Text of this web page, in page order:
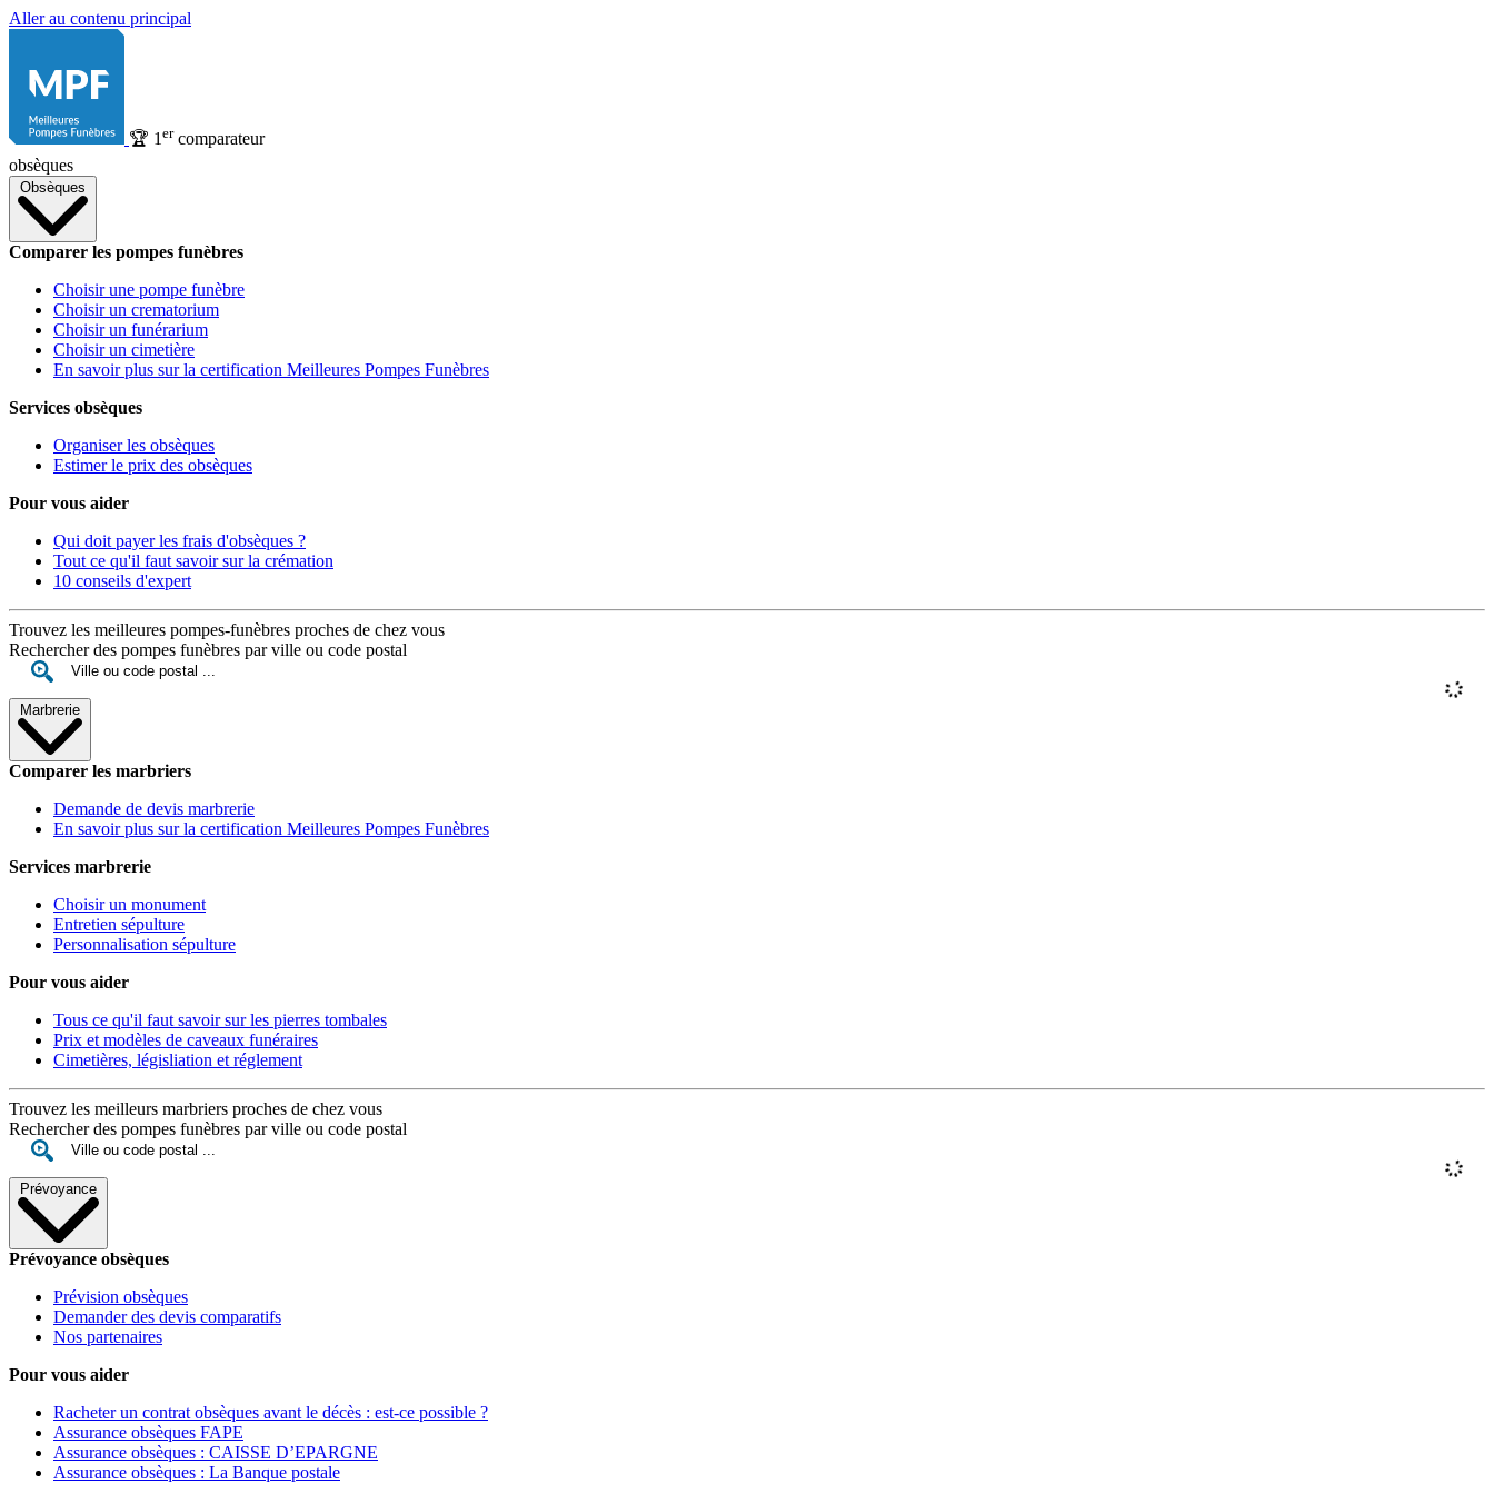
Aller au contenu principal
🏆 1 ercomparateur
obsèques
Obsèques
Comparer les pompes funèbres
Choisir une pompe funèbre
Choisir un crematorium
Choisir un funérarium
Choisir un cimetière
En savoir plus sur la certification Meilleures Pompes Funèbres
Services obsèques
Organiser les obsèques
Estimer le prix des obsèques
Pour vous aider
Qui doit payer les frais d'obsèques ?
Tout ce qu'il faut savoir sur la crémation
10 conseils d'expert
Trouvez les meilleures pompes-funèbres proches de chez vous
Rechercher des pompes funèbres par ville ou code postal
Marbrerie
Comparer les marbriers
Demande de devis marbrerie
En savoir plus sur la certification Meilleures Pompes Funèbres
Services marbrerie
Choisir un monument
Entretien sépulture
Personnalisation sépulture
Pour vous aider
Tous ce qu'il faut savoir sur les pierres tombales
Prix et modèles de caveaux funéraires
Cimetières, législiation et réglement
Trouvez les meilleurs marbriers proches de chez vous
Rechercher des pompes funèbres par ville ou code postal
Prévoyance
Prévoyance obsèques
Prévision obsèques
Demander des devis comparatifs
Nos partenaires
Pour vous aider
Racheter un contrat obsèques avant le décès : est-ce possible ?
Assurance obsèques FAPE
Assurance obsèques : CAISSE D’EPARGNE
Assurance obsèques : La Banque postale